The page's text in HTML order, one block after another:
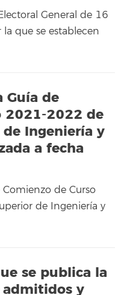
General de 16
que se establecen
Guía de
2021-2022 de
de Ingeniería y
a fecha
de Curso
de Ingeniería y
se publica la
y